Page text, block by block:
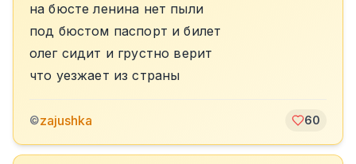
на бюсте ленина нет пыли
под бюстом паспорт и билет
олег сидит и грустно верит
что уезжает из страны
©zajushka 60